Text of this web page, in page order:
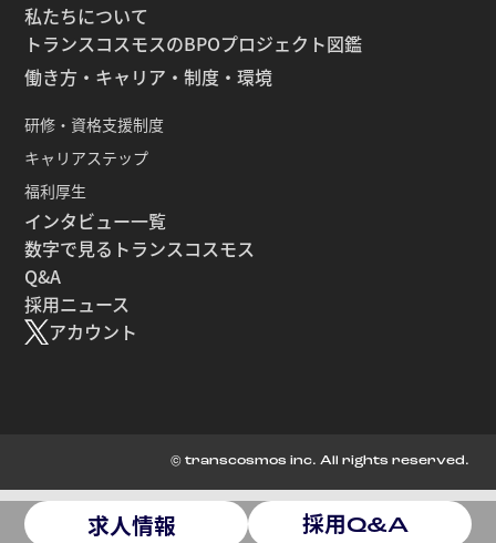
私たちについて
トランスコスモスのBPOプロジェクト図鑑
働き方・キャリア・制度・環境
研修・資格支援制度
キャリアステップ
福利厚生
インタビュー一覧
数字で見るトランスコスモス
Q&A
採用ニュース
アカウント
© transcosmos inc. All rights reserved.
求人情報 採用Q&A